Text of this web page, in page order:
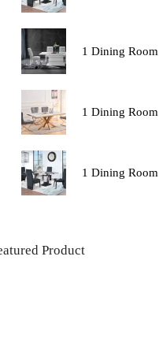
1 Dining Room
1 Dining Room
1 Dining Room
Product